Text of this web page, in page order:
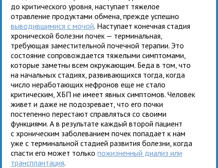
до критического уровня, наступает тяжелое
отравление продуктами обмена, прежде успешно
выводившимися с мочой. Наступает конечная стадия
хронической болезни почек — терминальная,
требующая заместительной почечной терапии. Это
состояние сопровождается тяжелыми симптомами,
которые заметны всем окружающим. Беда в том, что
на начальных стадиях, развивающихся тогда, когда
число неработающих нефронов еще не стало
критическим, ХБП не имеет явных симптомов. Человек
живет и даже не подозревает, что его почки
постепенно перестают справляться со своими
функциями. А в результате каждый второй пациент
с хроническим заболеванием почек попадает к нам
уже с терминальной стадией развития болезни, когда
спасти его может толькопожизненный диализ или
трансплантация.